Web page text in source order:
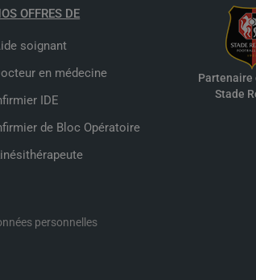
OFFRES DE
soignant
en médecine
IDE
de Bloc Opératoire
Partenaire
Stade
personnelles